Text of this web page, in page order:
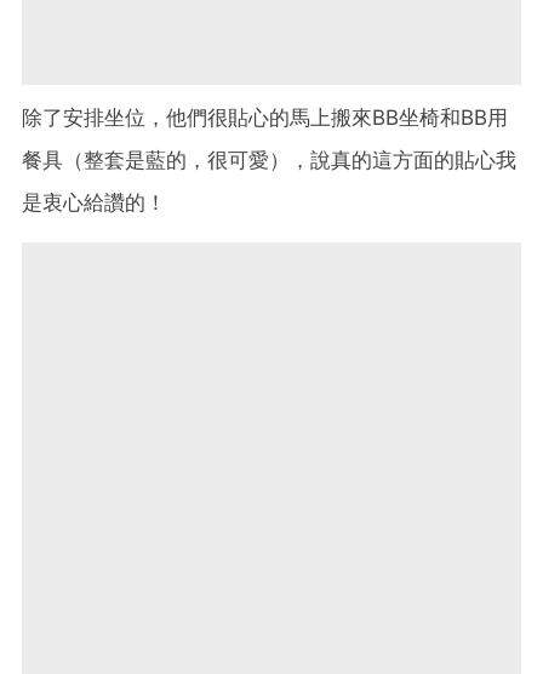
除了安排坐位，他們很貼心的馬上搬來BB坐椅和BB用
餐具（整套是藍的，很可愛），說真的這方面的貼心我
是衷心給讚的！